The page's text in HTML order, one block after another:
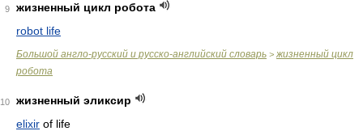
9
жизненный цикл робота
robot life
Большой англо-русский и русско-английский словарь > жизненный цикл
робота
10
жизненный эликсир
elixir of life